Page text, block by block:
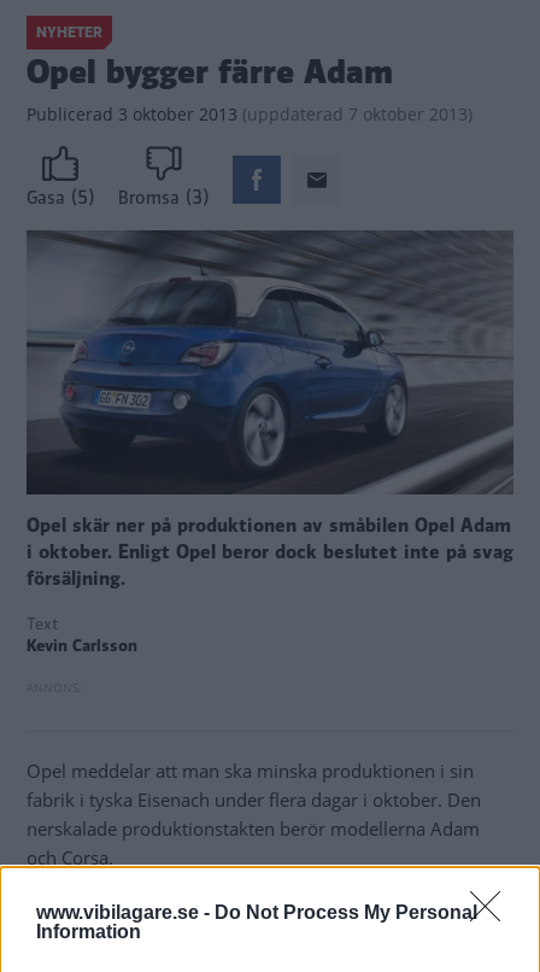
www.vibilagare.se - Do Not Process My Personal
Information
NYHETER
Opel bygger färre Adam
Publicerad 3 oktober 2013 (uppdaterad 7 oktober 2013)
Gasa (5) Bromsa (3)
Opel skär ner på produktionen av småbilen Opel Adam
i oktober. Enligt Opel beror dock beslutet inte på svag
försäljning.
Text
Kevin Carlsson
Opel meddelar att man ska minska produktionen i sin
fabrik i tyska Eisenach under flera dagar i oktober. Den
nerskalade produktionstakten berör modellerna Adam
och Corsa.
Sedan Opel Adam gick i produktion i januari och under sju
månader därefter har Opel hunnit med att bygga 41 000